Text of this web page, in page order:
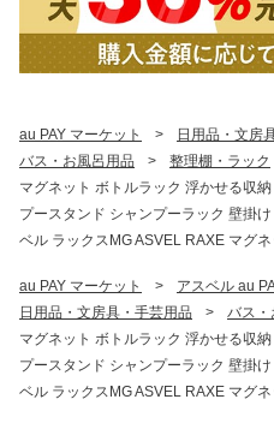
au PAY マーケット > 日用品・文房
バス・お風呂用品
> 整理棚・ラック
マグネット ボトルラック 浮かせる収
プースタンド シャンプーラック 壁掛
ベル ラックスMG ASVEL RAXE マグネ
au PAY マーケット > アスベル au
日用品・文房具・手芸用品
> バス・
マグネット ボトルラック 浮かせる収
プースタンド シャンプーラック 壁掛
ベル ラックスMG ASVEL RAXE マグネ